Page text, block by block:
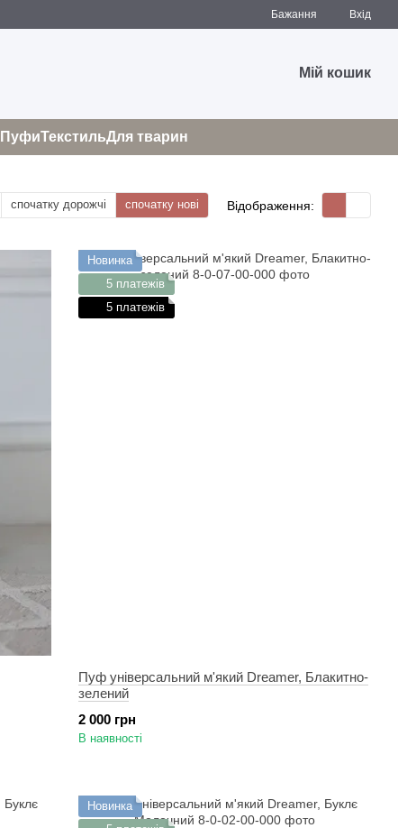
Бажання Вхід
Мій кошик
ПуфиТекстильДля тварин
спочатку дорожчі спочатку нові Відображення:
Новинка
5 платежів
5 платежів
Пуф універсальний м'який Dreamer, Блакитно-
зелений
2 000 грн
В наявності
Новинка